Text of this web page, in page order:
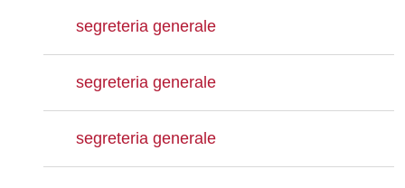
segreteria generale
segreteria generale
segreteria generale